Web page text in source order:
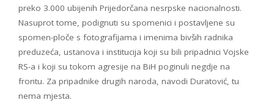
preko 3.000 ubijenih Prijedorčana nesrpske nacionalnosti.
Nasuprot tome, podignuti su spomenici i postavljene su
spomen-ploče s fotografijama i imenima bivših radnika
preduzeća, ustanova i institucija koji su bili pripadnici Vojske
RS-a i koji su tokom agresije na BiH poginuli negdje na
frontu. Za pripadnike drugih naroda, navodi Duratović, tu
nema mjesta.